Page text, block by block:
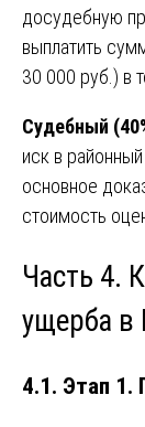
досудебную
выплатить
30 000 руб.) в
Судебный
иск в
основное
стоимость
Часть 4.
ущерба в
4.1. Этап 1.